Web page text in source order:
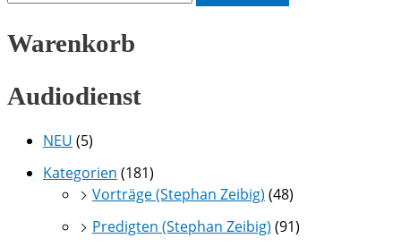
Warenkorb
Audiodienst
NEU (5)
Kategorien (181)
Vorträge (Stephan Zeibig) (48)
Predigten (Stephan Zeibig) (91)